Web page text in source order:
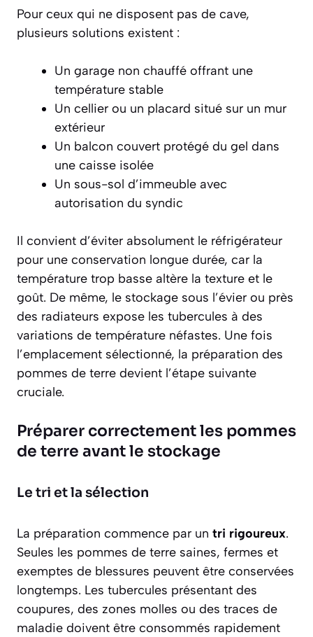
Pour ceux qui ne disposent pas de cave,
plusieurs solutions existent :
Un garage non chauffé offrant une
température stable
Un cellier ou un placard situé sur un mur
extérieur
Un balcon couvert protégé du gel dans
une caisse isolée
Un sous-sol d’immeuble avec
autorisation du syndic
Il convient d’éviter absolument le réfrigérateur
pour une conservation longue durée, car la
température trop basse altère la texture et le
goût. De même, le stockage sous l’évier ou près
des radiateurs expose les tubercules à des
variations de température néfastes. Une fois
l’emplacement sélectionné, la préparation des
pommes de terre devient l’étape suivante
cruciale.
Préparer correctement les pommes
de terre avant le stockage
Le tri et la sélection
La préparation commence par un tri rigoureux.
Seules les pommes de terre saines, fermes et
exemptes de blessures peuvent être conservées
longtemps. Les tubercules présentant des
coupures, des zones molles ou des traces de
maladie doivent être consommés rapidement